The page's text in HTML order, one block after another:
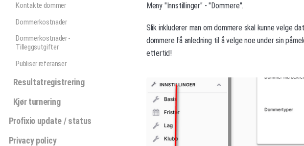
Kontakte dommer
Dommerkostnader
Dommerkostnader -
Tilleggsutgifter
Publiser referanser
Resultatregistrering
Kjør turnering
Profixio update / status
Privacy policy
Meny "Innstillinger" - "Dommere".
Slik inkluderer man om dommere skal kunne velge
dommere få anledning til å velge noe under sin
ettertid!